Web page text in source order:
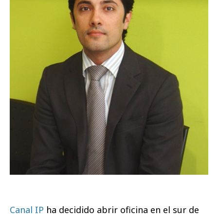
Canal IP ha decidido abrir oficina en el sur de